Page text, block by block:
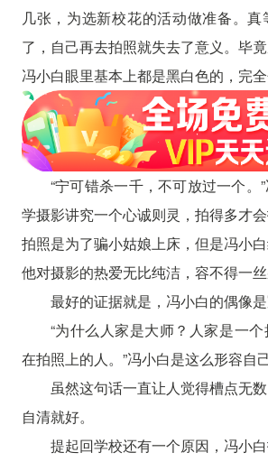
几张，为选新校花的活动做准备。真
了，自己再去拍照就失去了意义。毕
冯小白眼里基本上都是黑白色的，完全
“宁可错杀一千，不可放过一个。
学摄影讲究一个心诚则灵，拍得多才
拍照是为了骗小姑娘上床，但是冯小
他对摄影的热爱无比纯洁，容不得一丝
最好的证据就是，冯小白的偶像是
“为什么人家是大师？人家是一
在拍照上的人。”冯小白是这么形容自
虽然这句话一直让人觉得槽点无
自清就好。
提起回学校还有一个原因，冯小